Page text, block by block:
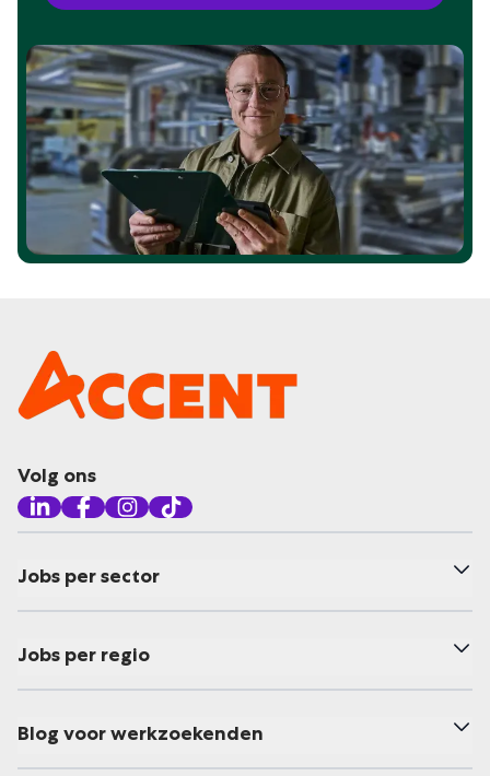
Volg ons
Jobs per sector
Jobs per regio
Blog voor werkzoekenden